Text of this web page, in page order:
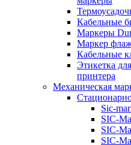
Кабельные
Маркеры
Маркер
Кабельные
Этикетка
принтера
Механическая
Sic-
SIC-
SIC-
SIC-